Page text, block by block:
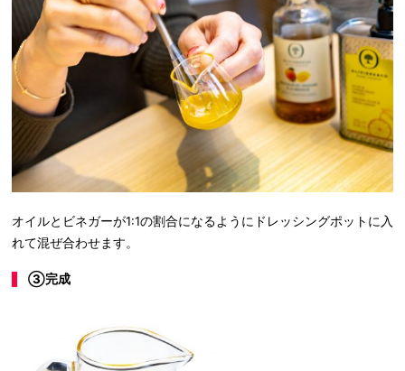
オイルとビネガーが1:1の割合になるようにドレッシングポットに入
れて混ぜ合わせます。
③完成